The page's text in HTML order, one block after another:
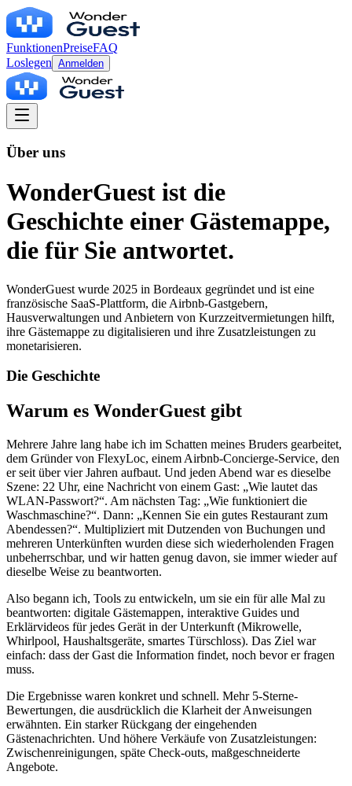
FunktionenPreiseFAQ
Loslegen Anmelden
Über uns
WonderGuest ist die
Geschichte einer Gästemappe,
die für Sie antwortet.
WonderGuest wurde 2025 in Bordeaux gegründet und ist eine
französische SaaS-Plattform, die Airbnb-Gastgebern,
Hausverwaltungen und Anbietern von Kurzzeitvermietungen hilft,
ihre Gästemappe zu digitalisieren und ihre Zusatzleistungen zu
monetarisieren.
Die Geschichte
Warum es WonderGuest gibt
Mehrere Jahre lang habe ich im Schatten meines Bruders gearbeitet,
dem Gründer von FlexyLoc, einem Airbnb-Concierge-Service, den
er seit über vier Jahren aufbaut. Und jeden Abend war es dieselbe
Szene: 22 Uhr, eine Nachricht von einem Gast: „Wie lautet das
WLAN-Passwort?“. Am nächsten Tag: „Wie funktioniert die
Waschmaschine?“. Dann: „Kennen Sie ein gutes Restaurant zum
Abendessen?“. Multipliziert mit Dutzenden von Buchungen und
mehreren Unterkünften wurden diese sich wiederholenden Fragen
unbeherrschbar, und wir hatten genug davon, sie immer wieder auf
dieselbe Weise zu beantworten.
Also begann ich, Tools zu entwickeln, um sie ein für alle Mal zu
beantworten: digitale Gästemappen, interaktive Guides und
Erklärvideos für jedes Gerät in der Unterkunft (Mikrowelle,
Whirlpool, Haushaltsgeräte, smartes Türschloss). Das Ziel war
einfach: dass der Gast die Information findet, noch bevor er fragen
muss.
Die Ergebnisse waren konkret und schnell. Mehr 5-Sterne-
Bewertungen, die ausdrücklich die Klarheit der Anweisungen
erwähnten. Ein starker Rückgang der eingehenden
Gästenachrichten. Und höhere Verkäufe von Zusatzleistungen:
Zwischenreinigungen, späte Check-outs, maßgeschneiderte
Angebote.